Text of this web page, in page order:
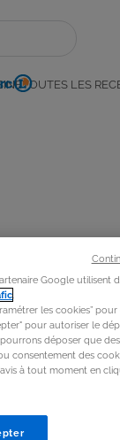
TOUTES LES
Google utilisent
les cookies”
pour autoriser le
déposer que
consentement des
à tout moment en